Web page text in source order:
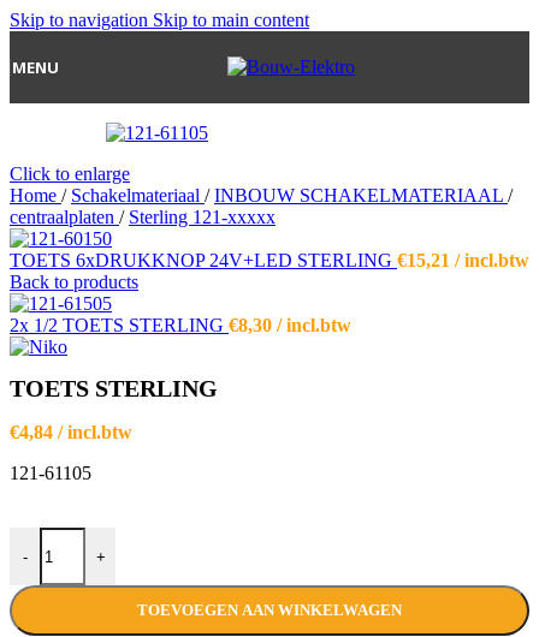
Skip to navigation Skip to main content
MENU
Click to enlarge
Home / Schakelmateriaal / INBOUW SCHAKELMATERIAAL /
centraalplaten / Sterling 121-xxxxx
TOETS 6xDRUKKNOP 24V+LED STERLING €15,21 / incl.btw
Back to products
2x 1/2 TOETS STERLING €8,30 / incl.btw
TOETS STERLING
€4,84 / incl.btw
121-61105
-
TOETS STERLING aantal
+
TOEVOEGEN AAN WINKELWAGEN